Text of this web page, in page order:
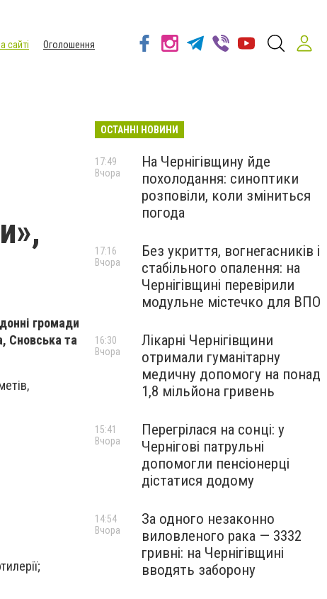
сайті
Оголошення
громади
Сновська та
ОСТАННІ НОВИНИ
На Чернігівщину йде
похолодання: синоптики
розповіли, коли зміниться
погода
17:49
Вчора
Без укриття, вогнегасників і
стабільного опалення: на
Чернігівщині перевірили
модульне містечко для ВПО
17:16
Вчора
Лікарні Чернігівщини
отримали гуманітарну
медичну допомогу на понад
1,8 мільйона гривень
16:30
Вчора
Перегрілася на сонці: у
Чернігові патрульні
допомогли пенсіонерці
дістатися додому
15:41
Вчора
За одного незаконно
виловленого рака — 3332
гривні: на Чернігівщині
вводять заборону
14:54
Вчора